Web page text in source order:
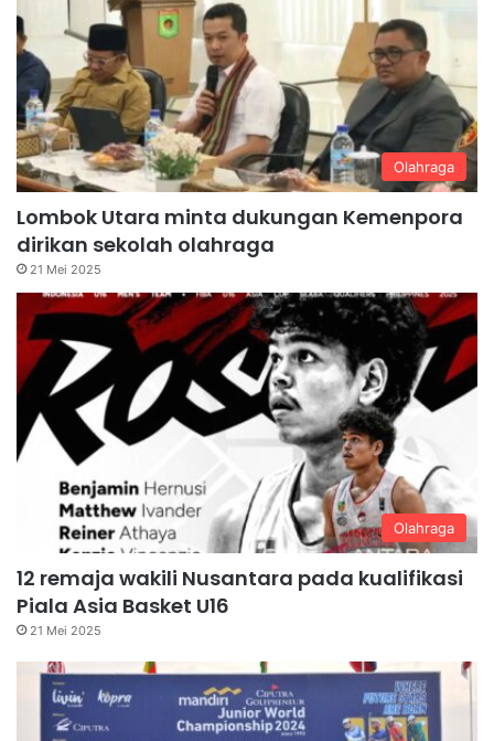
Olahraga
Lombok Utara minta dukungan Kemenpora
dirikan sekolah olahraga
21 Mei 2025
Olahraga
12 remaja wakili Nusantara pada kualifikasi
Piala Asia Basket U16
21 Mei 2025